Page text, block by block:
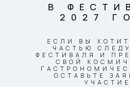
ЕСЛИ ВЫ
ЧАСТЬЮ
ФЕСТИВАЛЯ И
СВОЙ
ОСТАВЬТЕ
В
2027